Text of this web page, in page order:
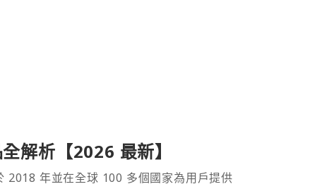
解析【2026 最新】
年並在全球 100 多個國家為用戶提供